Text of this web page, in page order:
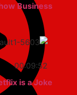
Like Show Business
00:09:52
| Netflix is a Joke